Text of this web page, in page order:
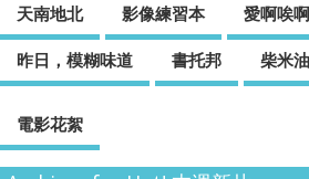
天南地北 影像練習本 愛啊唉
昨日，模糊味道 書托邦 柴米
電影花絮